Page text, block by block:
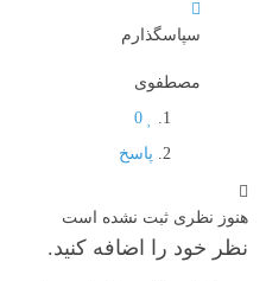
سپاسگذارم
مصطفوی
0
پاسخ
هنوز نظری ثبت نشده است
نظر خود را اضافه کنید.